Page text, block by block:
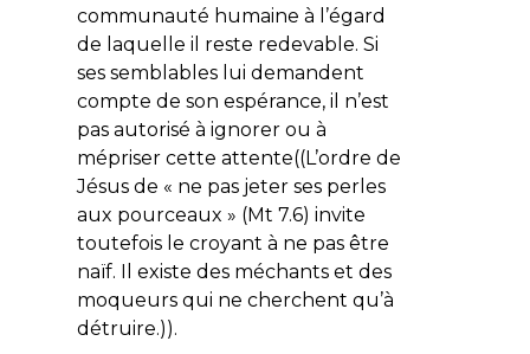
communauté humaine à l’égard
de laquelle il reste redevable. Si
ses semblables lui demandent
compte de son espérance, il n’est
pas autorisé à ignorer ou à
mépriser cette attente((L’ordre de
Jésus de « ne pas jeter ses perles
aux pourceaux » (Mt 7.6) invite
toutefois le croyant à ne pas être
naïf. Il existe des méchants et des
moqueurs qui ne cherchent qu’à
détruire.)).